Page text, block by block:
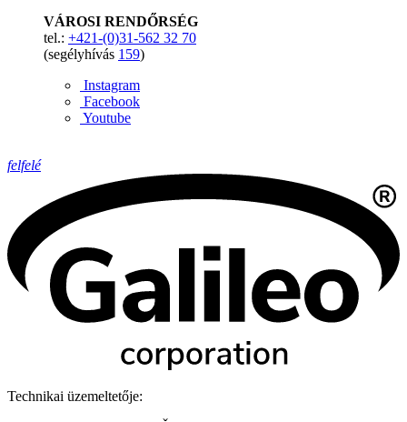
VÁROSI RENDŐRSÉG
tel.: +421-(0)31-562 32 70
(segélyhívás 159)
Instagram
Facebook
Youtube
felfelé
Technikai üzemeltetője: